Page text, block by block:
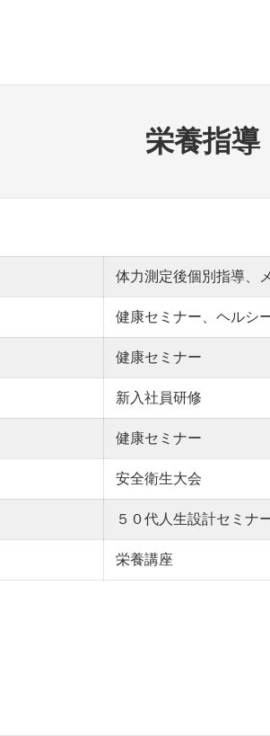
栄養指導
体力測定後個別指導、
健康セミナー、ヘルシ
健康セミナー
新入社員研修
健康セミナー
安全衛生大会
５０代人生設計セミナ
栄養講座